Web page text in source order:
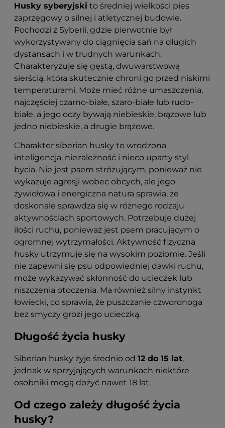
Husky syberyjski to średniej wielkości pies
zaprzęgowy o silnej i atletycznej budowie.
Pochodzi z Syberii, gdzie pierwotnie był
wykorzystywany do ciągnięcia sań na długich
dystansach i w trudnych warunkach.
Charakteryzuje się gęstą, dwuwarstwową
sierścią, która skutecznie chroni go przed niskimi
temperaturami. Może mieć różne umaszczenia,
najczęściej czarno-białe, szaro-białe lub rudo-
białe, a jego oczy bywają niebieskie, brązowe lub
jedno niebieskie, a drugie brązowe.
Charakter siberian husky to wrodzona
inteligencja, niezależność i nieco uparty styl
bycia. Nie jest psem stróżującym, ponieważ nie
wykazuje agresji wobec obcych, ale jego
żywiołowa i energiczna natura sprawia, że
doskonale sprawdza się w różnego rodzaju
aktywnościach sportowych. Potrzebuje dużej
ilości ruchu, ponieważ jest psem pracującym o
ogromnej wytrzymałości. Aktywność fizyczna
husky utrzymuje się na wysokim poziomie. Jeśli
nie zapewni się psu odpowiedniej dawki ruchu,
może wykazywać skłonność do ucieczek lub
niszczenia otoczenia. Ma również silny instynkt
łowiecki, co sprawia, że puszczanie czworonoga
bez smyczy grozi jego ucieczką.
Długość życia husky
Siberian husky żyje średnio od 12 do 15 lat,
jednak w sprzyjających warunkach niektóre
osobniki mogą dożyć nawet 18 lat.
Od czego zależy długość życia
husky?